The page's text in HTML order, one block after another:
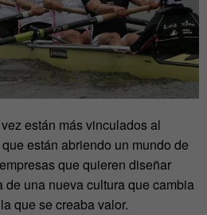
están más vinculados al
están abriendo un mundo de
que quieren diseñar
de una nueva cultura que cambia
que se creaba valor.